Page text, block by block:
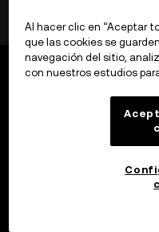
Al hacer clic en “Aceptar
que las cookies se
navegación del sitio,
con nuestros estudios